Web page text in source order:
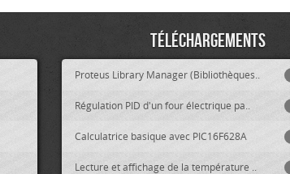
Téléchargements
Proteus Library Manager (Bibliothèques..
Régulation PID d'un four électrique pa..
Calculatrice basique avec PIC16F628A
Lecture et affichage de la température ..